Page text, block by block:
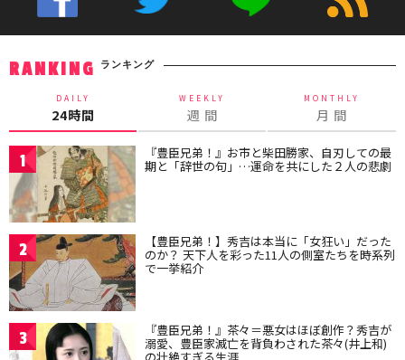
RANKING ランキング
DAILY
24時間
WEEKLY
週 間
MONTHLY
月 間
1 『豊臣兄弟！』お市と柴田勝家、自刃しての最
期と「辞世の句」…運命を共にした２人の悲劇
2 【豊臣兄弟！】秀吉は本当に「女狂い」だった
のか？ 天下人を彩った11人の側室たちを時系列
で一挙紹介
3 『豊臣兄弟！』茶々＝悪女はほぼ創作？秀吉が
溺愛、豊臣家滅亡を背負わされた茶々(井上和)